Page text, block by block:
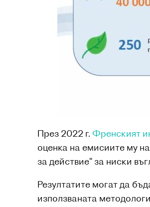
През 2022 г. Френският
оценка на емисиите му
за действие“ за ниски
Резултатите могат да
използваната